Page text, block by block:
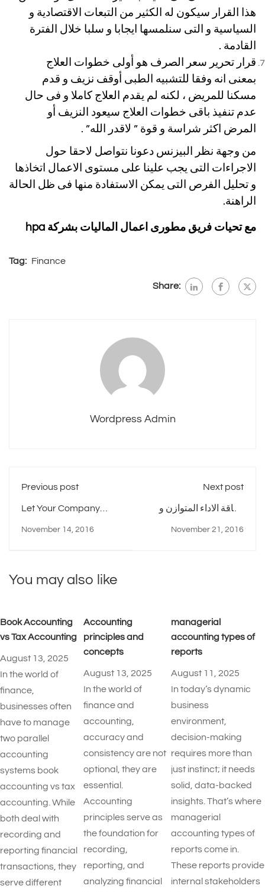
هذا القرار سيكون له الكثير من التبعات الاقتصادية و
السياسية و التى سنلمسها ايجابا و سلبا خلال الفترة
القادمة .
قرار تحرير سعر الصرف هو أولى خطوات العلاج
بمعنى انه وفقا للتشبيه الطبى أوقف نزيف و قدم
مسكنا للمريض ، لكنه لم يقدم العلاج كاملا و فى حال
عدم تنفيذ باقى خطوات العلاج سيعود النزيف أو
المرض اكثر شراسة و قوة ” لاقدر الله” .
من وجهة نظر البيزنس دعونا نتواصل لاحقا حول
الاجراءات التى يجب علينا على مستوى الاعمال اتخاذها
و تحليل الفرص التى يمكن الاستفادة منها فى ظل الحالة
الراهنة.
مع تحيات فريق مطورى اعمال الماليات بشركة hpa
Tag: Finance
Share:
Wordpress Admin
Previous post
Let Your Company
November 14, 2016
Next post
بطاقة الاداء المتوازن و
November 21, 2016
You may also like
Book Accounting
vs Tax Accounting
August 13, 2025
In the world of
finance,
businesses often
have to manage
two parallel
accounting
systems book
accounting vs tax
accounting. While
both deal with
recording and
reporting financial
transactions, they
serve different
Accounting
principles and
concepts
August 13, 2025
In the world of
finance and
accounting,
accuracy and
consistency are not
optional, they are
essential.
Accounting
principles serve as
the foundation for
recording,
reporting, and
analyzing financial
managerial
accounting types of
reports​
August 11, 2025
In today’s dynamic
business
environment,
decision-making
requires more than
just instinct; it needs
solid, data-backed
insights. That’s where
managerial
accounting types of
reports​ come in.
These reports provide
internal stakeholders